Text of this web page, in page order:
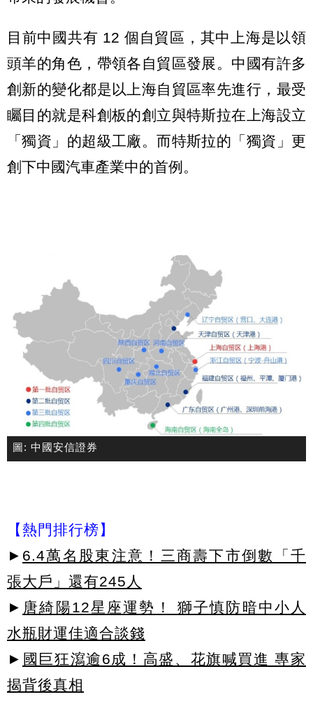
目前中國共有 12 個自貿區，其中上海是以領
頭羊的角色，帶領各自貿區發展。中國有許多
創新的變化都是以上海自貿區率先進行，最受
矚目的就是科創板的創立與特斯拉在上海設立
「獨資」的超級工廠。而特斯拉的「獨資」更
創下中國汽車產業中的首例。
圖: 中國安信證券
【熱門排行榜】
► 6.4萬名股東注意！三商壽下市倒數「千
張大戶」還有245人
► 唐綺陽12星座運勢！ 獅子慎防暗中小人
水瓶財運佳適合談錢
► 國巨狂瀉逾6成！高盛、花旗喊買進 專家
揭背後真相